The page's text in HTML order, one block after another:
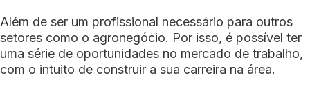
Além de ser um profissional necessário para outros
setores como o agronegócio. Por isso, é possível ter
uma série de oportunidades no mercado de trabalho,
com o intuito de construir a sua carreira na área.